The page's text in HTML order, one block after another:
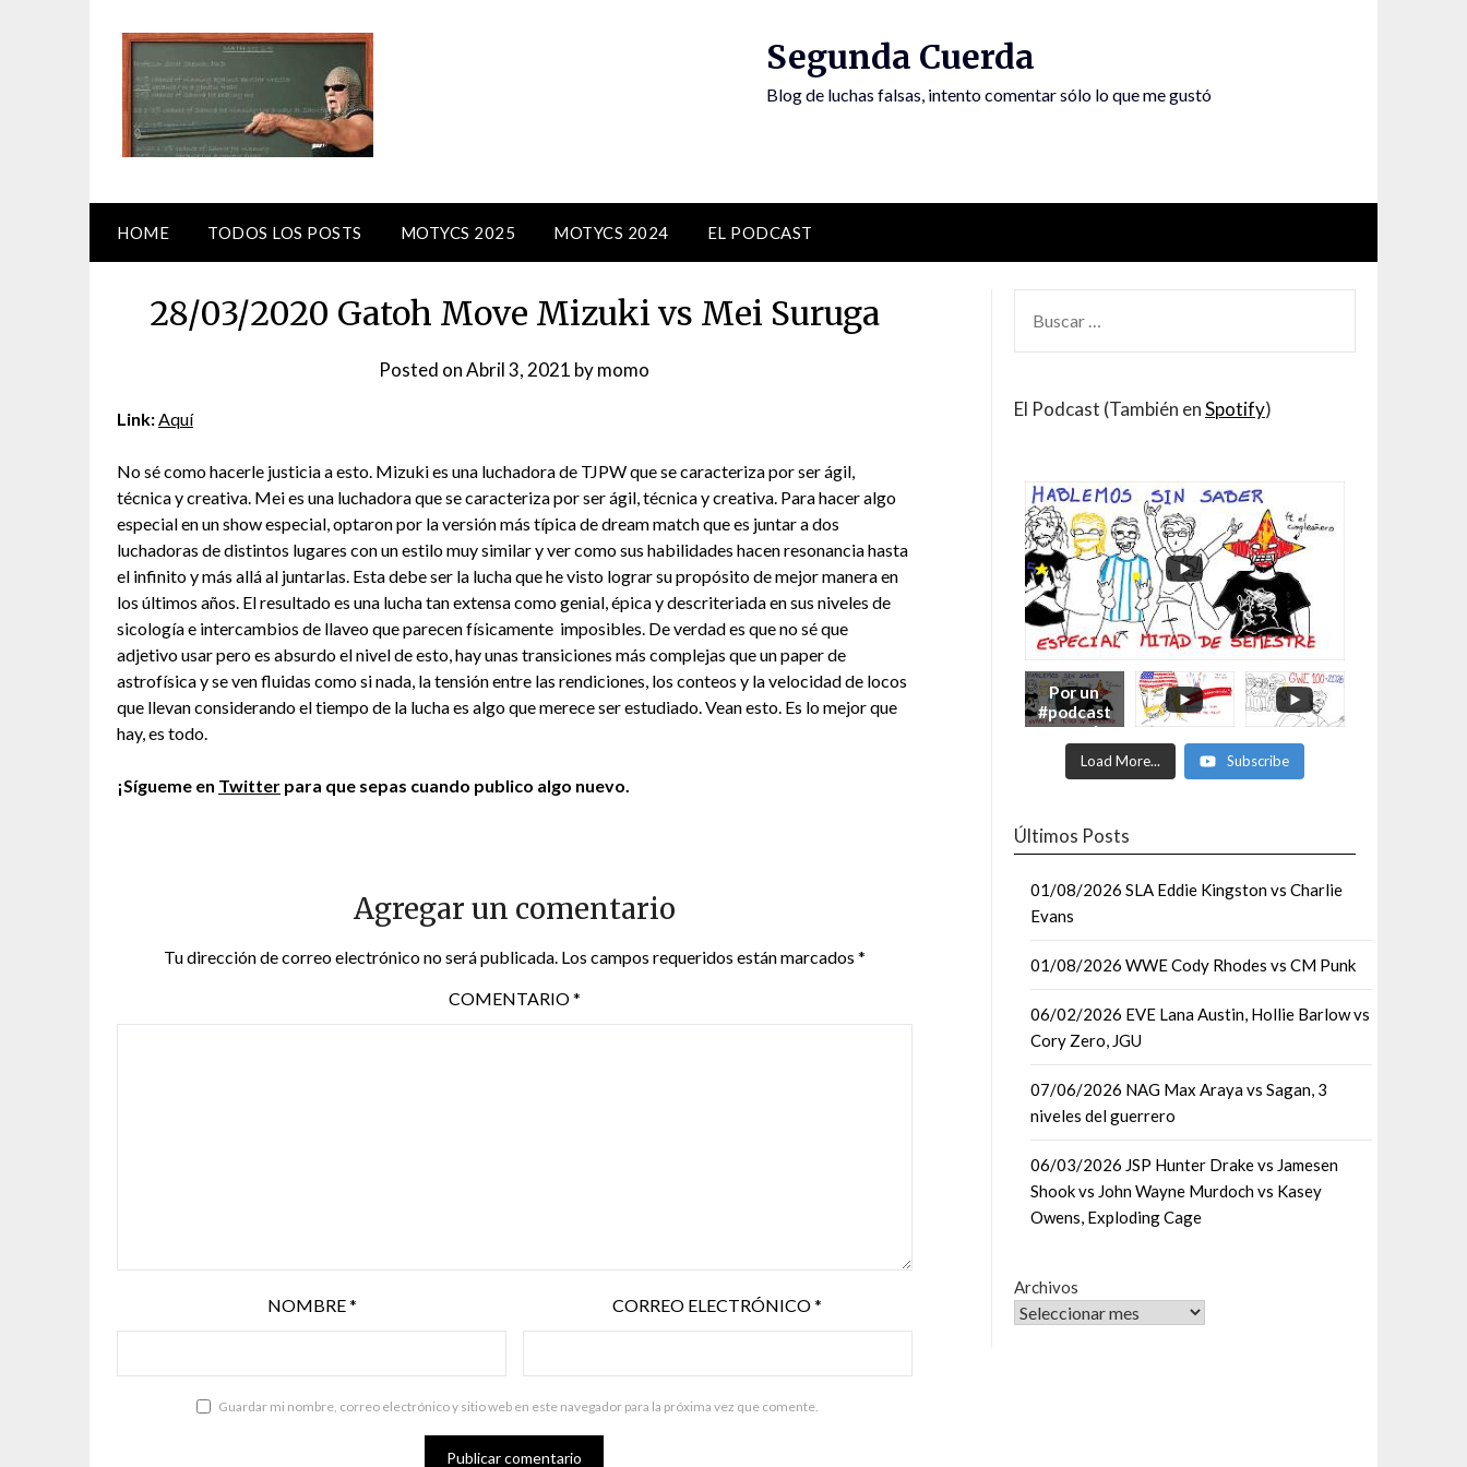
Segunda Cuerda
Blog de luchas falsas, intento comentar sólo lo que me gustó
HOME TODOS LOS POSTS MOTYCS 2025 MOTYCS 2024 EL PODCAST
28/03/2020 Gatoh Move Mizuki vs Mei Suruga
Posted onAbril 3, 2021 bymomo
Link:Aquí
No sé como hacerle justicia a esto. Mizuki es una luchadora de TJPW que se caracteriza por ser ágil,
técnica y creativa. Mei es una luchadora que se caracteriza por ser ágil, técnica y creativa. Para hacer algo
especial en un show especial, optaron por la versión más típica de dream match que es juntar a dos
luchadoras de distintos lugares con un estilo muy similar y ver como sus habilidades hacen resonancia hasta
el infinito y más allá al juntarlas. Esta debe ser la lucha que he visto lograr su propósito de mejor manera en
los últimos años. El resultado es una lucha tan extensa como genial, épica y descriteriada en sus niveles de
sicología e intercambios de llaveo que parecen físicamente imposibles. De verdad es que no sé que
adjetivo usar pero es absurdo el nivel de esto, hay unas transiciones más complejas que un paper de
astrofísica y se ven fluidas como si nada, la tensión entre las rendiciones, los conteos y la velocidad de locos
que llevan considerando el tiempo de la lucha es algo que merece ser estudiado. Vean esto. Es lo mejor que
hay, es todo.
¡Sígueme en Twitter para que sepas cuando publico algo nuevo.
Agregar un comentario
Tu dirección de correo electrónico no será publicada. Los campos requeridos están marcados *
COMENTARIO*
NOMBRE* CORREO ELECTRÓNICO*
Guardar mi nombre, correo electrónico y sitio web en este navegador para la próxima vez que comente.
POR:
El Podcast (También enSpotify)
Por un
#podcast
con más
Moonsaul
ts #93:
MITAD
DE AÑO
Load More... Subscribe
Últimos Posts
01/08/2026 SLA Eddie Kingston vs Charlie
Evans
01/08/2026 WWE Cody Rhodes vs CM Punk
06/02/2026 EVE Lana Austin, Hollie Barlow vs
Cory Zero, JGU
07/06/2026 NAG Max Araya vs Sagan, 3
niveles del guerrero
06/03/2026 JSP Hunter Drake vs Jamesen
Shook vs John Wayne Murdoch vs Kasey
Owens, Exploding Cage
Archivos